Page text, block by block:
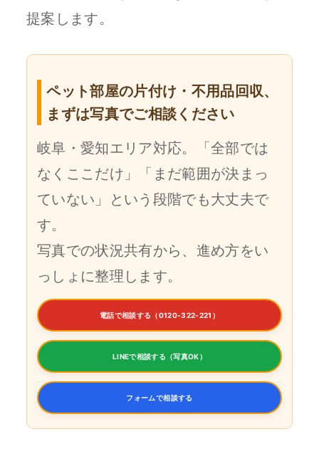
提案します。
ペット部屋の片付け・不用品回収、
まずは写真でご相談ください
岐阜・愛知エリア対応。「全部では
なくここだけ」「まだ範囲が決まっ
ていない」という段階でも大丈夫で
す。
写真での状況共有から、進め方をい
っしょに整理します。
電話で相談する（0120-322-221）
LINEで相談する（写真OK）
フォームで相談する